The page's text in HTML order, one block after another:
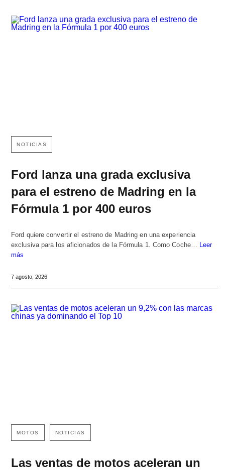
NOTICIAS
Ford lanza una grada exclusiva
para el estreno de Madring en la
Fórmula 1 por 400 euros
Ford quiere convertir el estreno de Madring en una experiencia
exclusiva para los aficionados de la Fórmula 1. Como Coche… Leer
más
7 agosto, 2026
MOTOS NOTICIAS
Las ventas de motos aceleran un